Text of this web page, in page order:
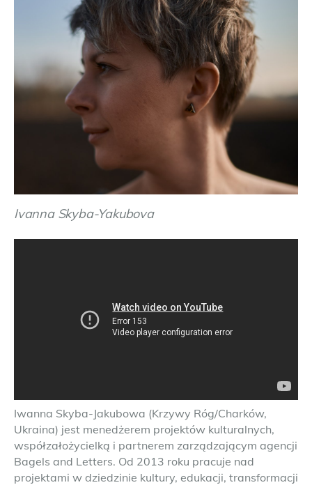
Ivanna Skyba-Yakubova
Iwanna Skyba-Jakubowa (Krzywy Róg/Charków,
Ukraina) jest menedżerem projektów kulturalnych,
współzałożycielką i partnerem zarządzającym agencji
Bagels and Letters. Od 2013 roku pracuje nad
projektami w dziedzinie kultury, edukacji, transformacji